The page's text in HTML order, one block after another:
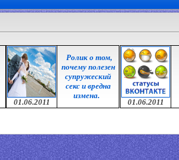
01.06.2011
Ролик о том,
почему полезен
супружеский
секс и вредна
измена.
01.06.2011